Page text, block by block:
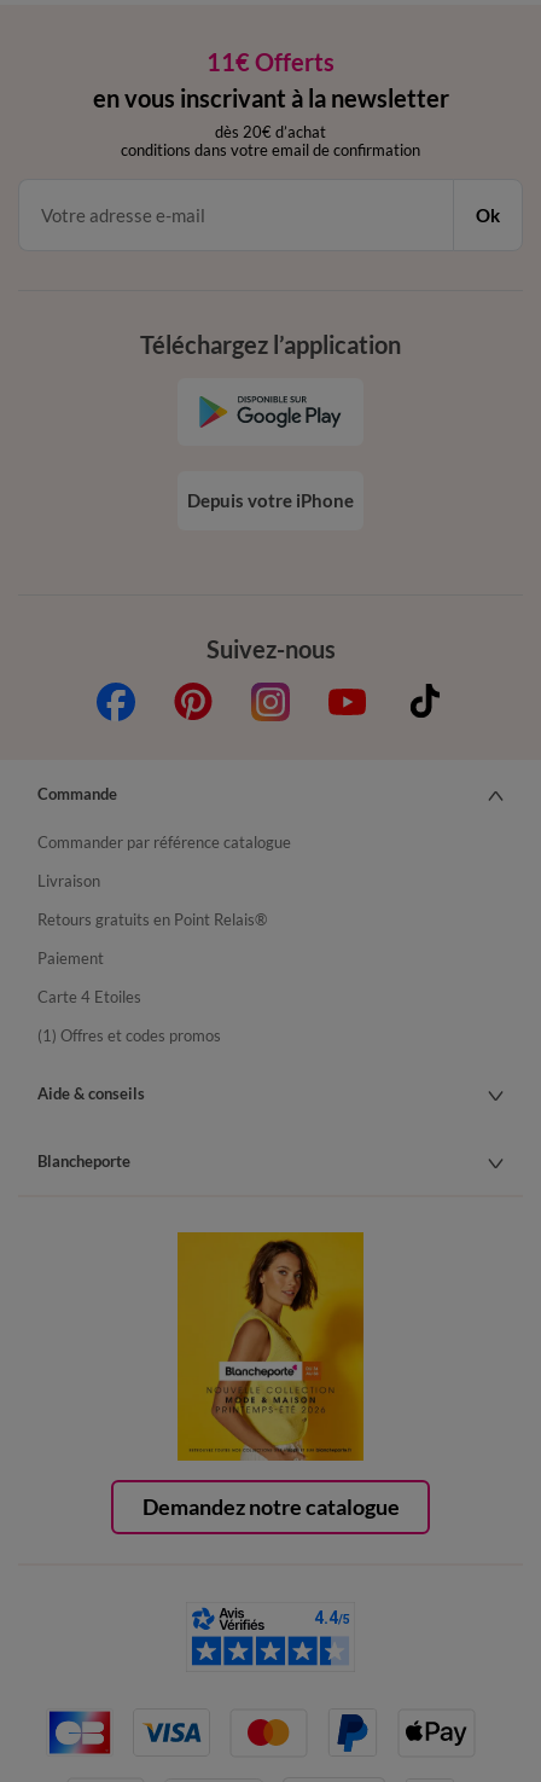
11€ Offerts
en vous inscrivant à la newsletter
dès 20€ d’achat
conditions dans votre email de confirmation
Ok
Suivez-nous
Téléchargez l’application
Depuis votre iPhone
Demandez notre catalogue
Commande
Commander par référence catalogue
Livraison
Retours gratuits en Point Relais®
Paiement
Carte 4 Etoiles
(1) Offres et codes promos
Aide & conseils
Blancheporte